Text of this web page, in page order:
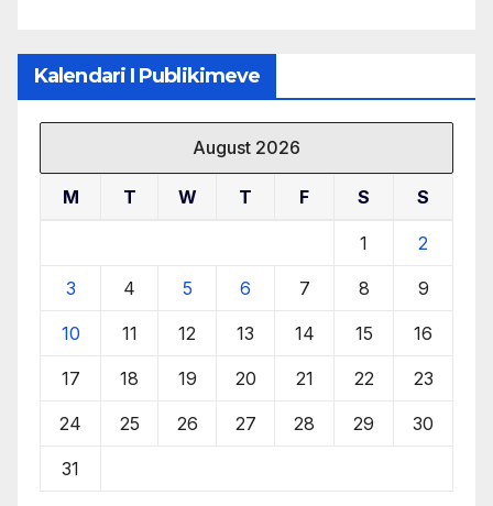
Kalendari I Publikimeve
August 2026
M T W T F S S
1 2
3 4 5 6 7 8 9
10 11 12 13 14 15 16
17 18 19 20 21 22 23
24 25 26 27 28 29 30
31